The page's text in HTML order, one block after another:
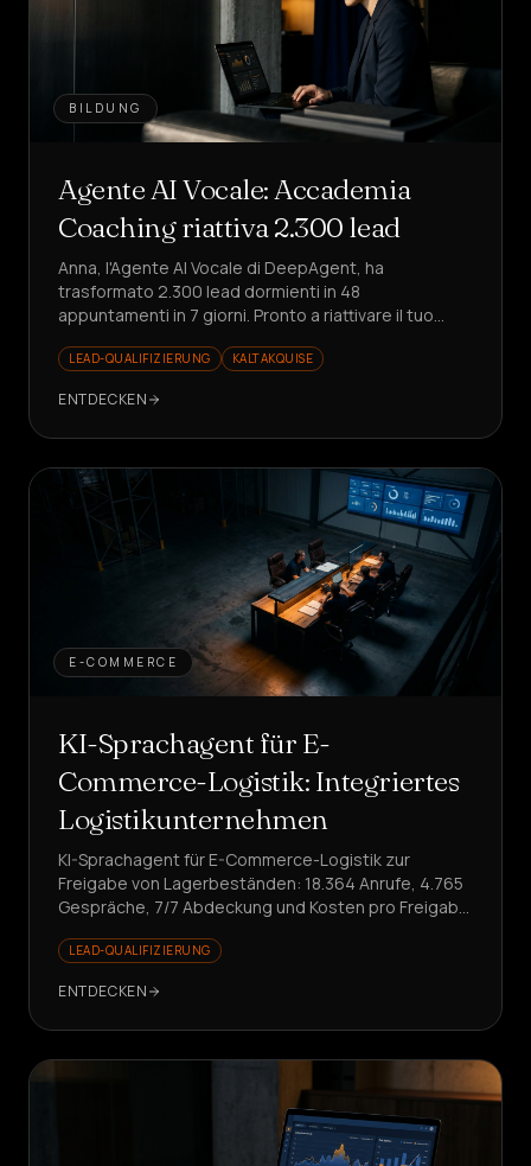
BILDUNG
Agente AI Vocale: Accademia
Coaching riattiva 2.300 lead
Anna, l'Agente AI Vocale di DeepAgent, ha
trasformato 2.300 lead dormienti in 48
appuntamenti in 7 giorni. Pronto a riattivare il tuo
LEAD-QUALIFIZIERUNG KALTAKQUISE
ENTDECKEN
E-COMMERCE
KI-Sprachagent für E-
Commerce-Logistik: Integriertes
Logistikunternehmen
KI-Sprachagent für E-Commerce-Logistik zur
Freigabe von Lagerbeständen: 18.364 Anrufe, 4.765
Gespräche, 7/7 Abdeckung und Kosten pro Freigabe
LEAD-QUALIFIZIERUNG
ENTDECKEN